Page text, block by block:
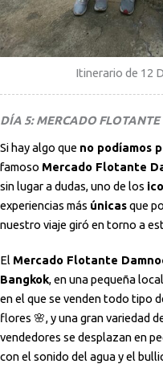
Itinerario de 12
DÍA 5: MERCADO
Si hay algo que no podíamos
famoso Mercado Flotante
sin lugar a dudas, uno de los
experiencias más únicasque
nuestro viaje giró en torno a
El Mercado Flotante
Bangkok, en una pequeña
en el que se venden todo tipo
flores 🌸, y una gran variedad
vendedores se desplazan en
con el sonido del agua y el